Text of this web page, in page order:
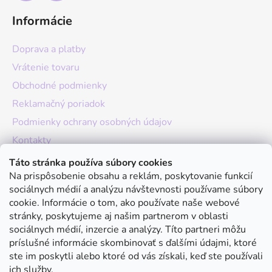
Táto stránka používa súbory cookies
Na prispôsobenie obsahu a reklám, poskytovanie funkcií
sociálnych médií a analýzu návštevnosti používame súbory
cookie. Informácie o tom, ako používate naše webové
stránky, poskytujeme aj našim partnerom v oblasti
sociálnych médií, inzercie a analýzy. Títo partneri môžu
príslušné informácie skombinovať s ďalšími údajmi, ktoré
ste im poskytli alebo ktoré od vás získali, keď ste používali
Informácie
Doprava a platby
Vrátenie tovaru
Obchodné podmienky
Reklamačný poriadok
Podmienky ochrany osobných údajov
Kontakty
O nás
Hodnotenie obchodu
Moja objednávka
Instagram